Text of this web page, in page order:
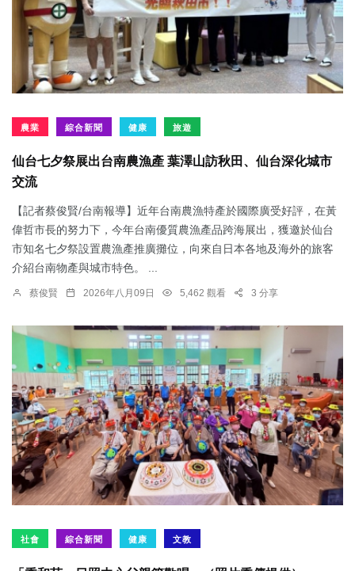
農業 綜合新聞 健康 旅遊
仙台七夕祭展出台南農漁產 葉澤山訪秋田、仙台深化城市
交流
【記者蔡俊賢/台南報導】近年台南農漁特產於國際廣受好評，在黃
偉哲市長的努力下，今年台南優質農漁產品跨海展出，獲邀於仙台
市知名七夕祭設置農漁產推廣攤位，向來自日本各地及海外的旅客
介紹台南物產與城市特色。 ...
蔡俊賢 2026年八月09日 5,462 觀看 3 分享
社會 綜合新聞 健康 文教